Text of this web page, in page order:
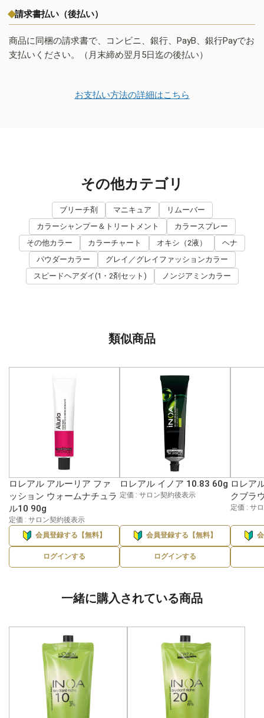
請求書払い（後払い）
商品に同梱の請求書で、コンビニ、銀行、PayB、銀行Payでお
支払いください。（月末締め翌月5日迄の後払い）
お支払い方法の詳細はこちら
その他カテゴリ
ブリーチ剤 マニキュア
リムーバー
カラーシャンプー＆トリートメント
カラースプレー
その他カラー
カラーチャート オキシ（2液）
ヘナ
パウダーカラー
グレイ／グレイファッションカラー
スピードヘアダイ(1・2剤セット)
ノンジアミンカラー
類似商品
ロレアル アルーリア ファ
ッション ウォームナチュラ
ル10 90g
定価 : サロン契約後表示
会員登録する【無料】
ログインする
ロレアル イノア 10.83 60g
定価 : サロン契約後表示
会員登録する【無料】
ログインする
ロレア
クブラ
定価 : サ
一緒に購入されている商品